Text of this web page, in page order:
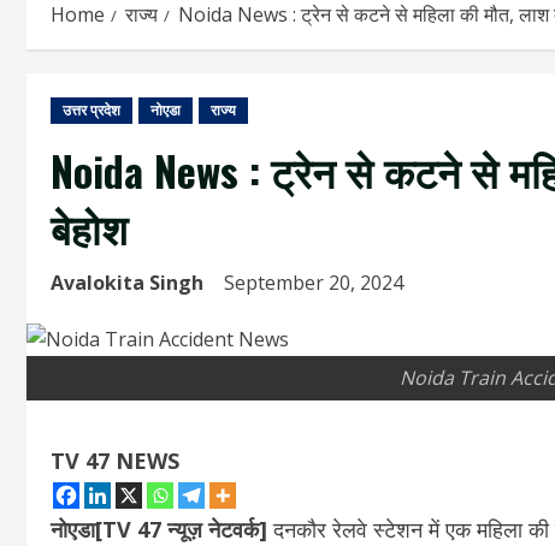
Home राज्य Noida News : ट्रेन से कटने से महिला की मौत, लाश
उत्तर प्रदेश नोएडा राज्य
Noida News : ट्रेन से कटने से
बेहोश
Avalokita Singh September 20, 2024
Noida Train
TV 47 NEWS
नोएडा[TV 47 न्यूज़ नेटवर्क] दनकौर रेलवे स्टेशन में एक महिला